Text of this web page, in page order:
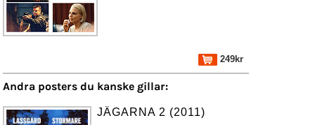
249kr
Andra posters du kanske gillar:
JÄGARNA 2 (2011)